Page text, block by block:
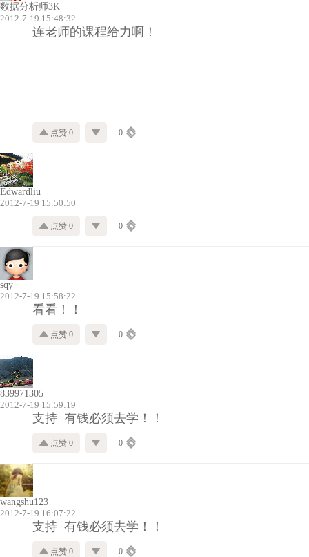
数据分析师3K
2012-7-19 15:48:32
连老师的课程给力啊！
点赞 0 0
Edwardliu
2012-7-19 15:50:50
点赞 0 0
sqy
2012-7-19 15:58:22
看看！！
点赞 0 0
839971305
2012-7-19 15:59:19
支持 有钱必须去学！！
点赞 0 0
wangshu123
2012-7-19 16:07:22
支持 有钱必须去学！！
点赞 0 0